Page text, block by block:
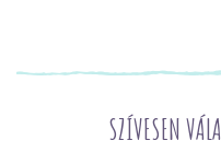
SZÍVESEN